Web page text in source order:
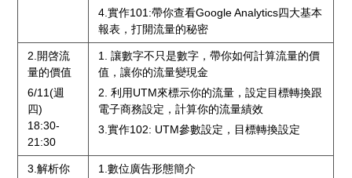
4.實作101:帶你查看Google Analytics四大基本
報表，打開流量的秘密
2.開啓流
量的價值
6/11(週
四)
18:30-
21:30
1. 讓數字不只是數字，帶你如何計算流量的價
值，讓你的流量變現金
2. 利用UTM來標示你的流量，設定目標轉換跟
電子商務設定，計算你的流量績效
3.實作102: UTM參數設定，目標轉換設定
3.解析你
1.數位廣告形態簡介